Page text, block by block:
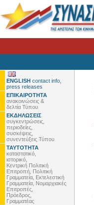
ENGLISH contact info,
press releases
ΕΠΙΚΑΙΡΟΤΗΤΑ
ανακοινώσεις &
δελτία Τύπου
ΕΚΔΗΛΩΣΕΙΣ
συγκεντρώσεις,
περιοδείες,
συσκέψεις,
συνεντεύξεις Τύπου
ΤΑΥΤΟΤΗΤΑ
καταστατικό,
ιστορικό,
Κεντρική Πολιτική
Επιτροπή, Πολιτική
Γραμματεία, Εκτελεστική
Γραμματεία, Νομαρχιακές
Επιτροπές,
Πρόεδρος,
Γραμματέας